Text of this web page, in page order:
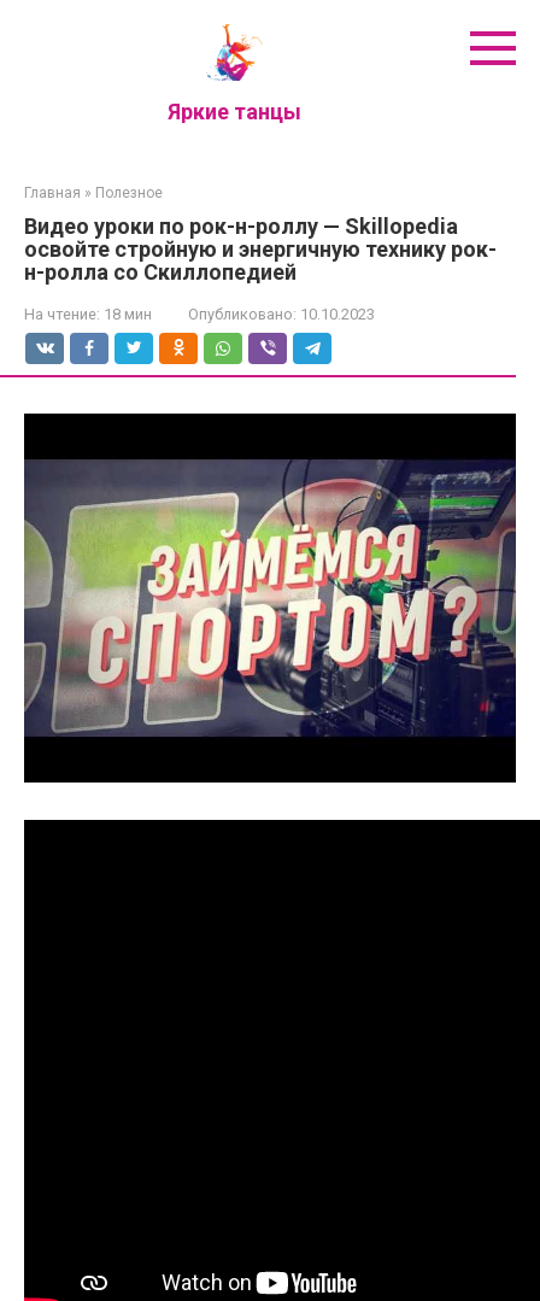
Яркие танцы
Главная » Полезное
Видео уроки по рок-н-роллу — Skillopedia
освойте стройную и энергичную технику рок-
н-ролла со Скиллопедией
На чтение: 18 мин Опубликовано: 10.10.2023